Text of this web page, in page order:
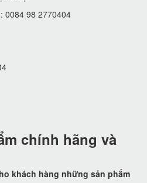
0084 98 2770404
chính hãng và
khách hàng những sản phẩm